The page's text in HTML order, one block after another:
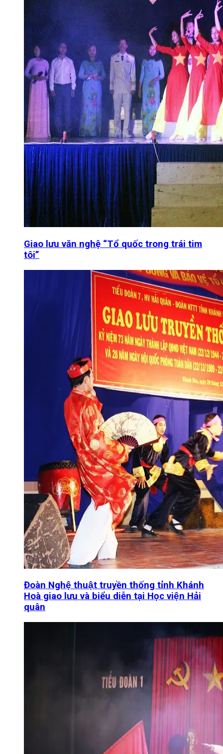
Giao lưu văn nghệ “Tổ quốc trong trái tim
tôi”
Đoàn Nghệ thuật truyền thống tỉnh Khánh
Hoà giao lưu và biểu diễn tại Học viện Hải
quân